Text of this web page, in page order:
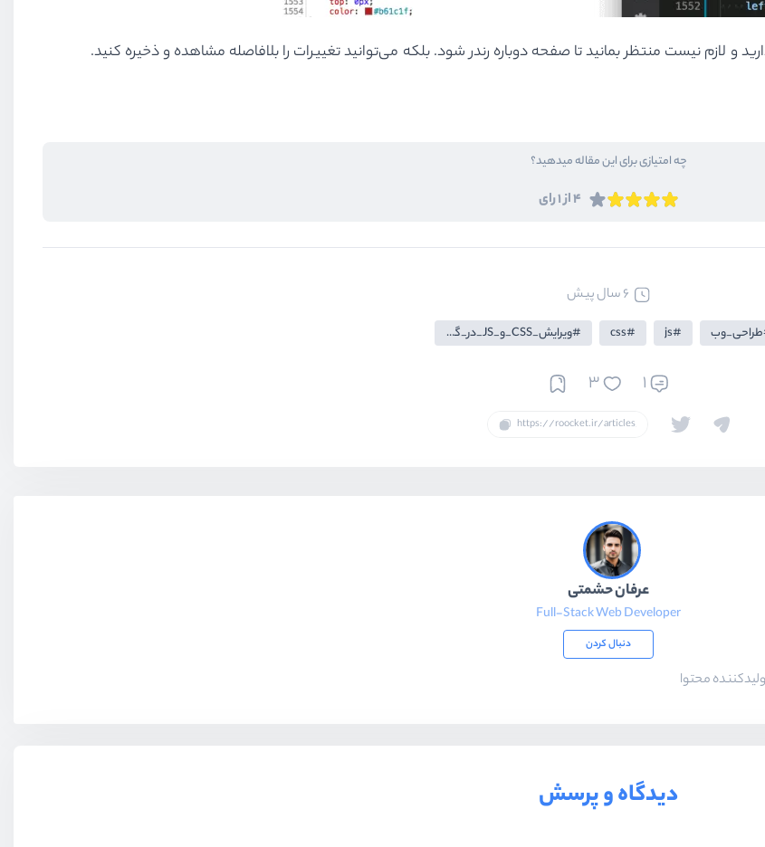
و لازم نیست منتظر بمانید تا صفحه دوباره رندر شود. بلکه می‌توانید تغییرات را بلافاصله مشاهده و ذخیره کنید.
چه امتیازی برای این مقاله میدهید؟
4 از 1 رای
6 سال پیش
طراحی_وب js
css ویرایش_CSS_و_JS_در_گوگل_کروم
1
3
عرفان حشمتی
Full-Stack Web Developer
دنبال کردن
محتوا
دیدگاه و پرسش